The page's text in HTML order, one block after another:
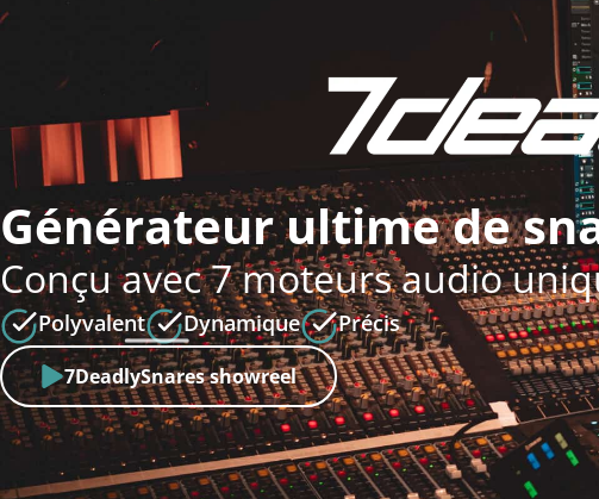
Générateur ultime de
Conçu avec 7 moteurs audio
Polyvalent Dynamique Précis
7DeadlySnares showreel